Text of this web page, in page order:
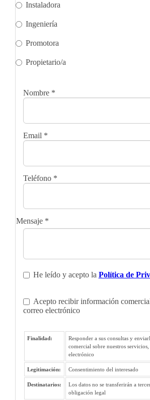
Instaladora
Ingeniería
Promotora
Propietario/a
Nombre *
Email *
Teléfono *
Mensaje *
He leído y acepto la Política de
Acepto recibir información
correo electrónico
Finalidad:
Responder a sus consultas y
comercial sobre nuestros
electrónico
Legitimación: Consentimiento del interesado
Destinatarios:
Los datos no se transferirán a
obligación legal